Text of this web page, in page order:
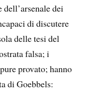
dei
di discutere
delle tesi del
falsa; i
provato; hanno
di Goebbels: